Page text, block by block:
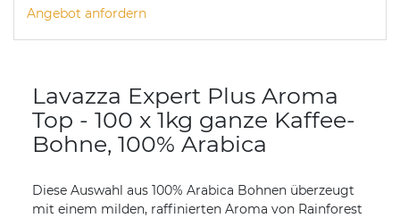
Angebot anfordern
Lavazza Expert Plus Aroma
Top - 100 x 1kg ganze Kaffee-
Bohne, 100% Arabica
Diese Auswahl aus 100% Arabica Bohnen überzeugt
mit einem milden, raffinierten Aroma von Rainforest